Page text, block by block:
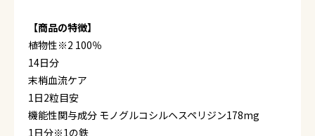
【商品の特徴】
植物性※2 100％
14日分
末梢血流ケア
1日2粒目安
機能性関与成分 モノグルコシルヘスペリジン178mg
1日分※1の鉄